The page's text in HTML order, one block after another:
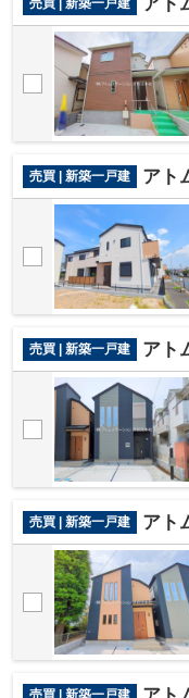
売買 | 新築一戸建
売買 | 新築一戸建 アト
売買 | 新築一戸建 アトム
売買 | 新築一戸建 アトム
売買 | 新築一戸建